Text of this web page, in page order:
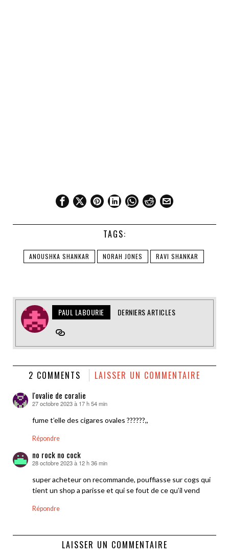
TAGS:
ANOUSHKA SHANKAR NORAH JONES RAVI SHANKAR
PAUL LABOURIE DERNIERS ARTICLES
2 COMMENTS LAISSER UN COMMENTAIRE
l'ovalie de coralie
dit :
27 octobre 2023 à 17 h 54 min
fume t’elle des cigares ovales ??????,,
Répondre
no rock no cock
dit :
28 octobre 2023 à 12 h 36 min
super acheteur on recommande, pouffiasse sur cogs qui
tient un shop a parisse et qui se fout de ce qu’il vend
Répondre
LAISSER UN COMMENTAIRE